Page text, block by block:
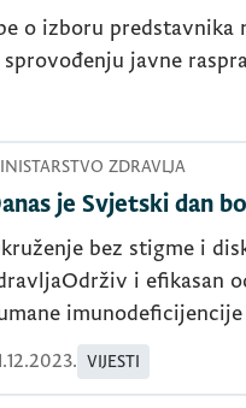
o izboru
javne
ZDRAVLJA
je Svjetski dan
bez stigme i
i efikasan
VIJESTI